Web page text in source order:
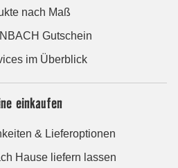
nach Maß
Gutschein
im Überblick
einkaufen
& Lieferoptionen
Hause liefern lassen